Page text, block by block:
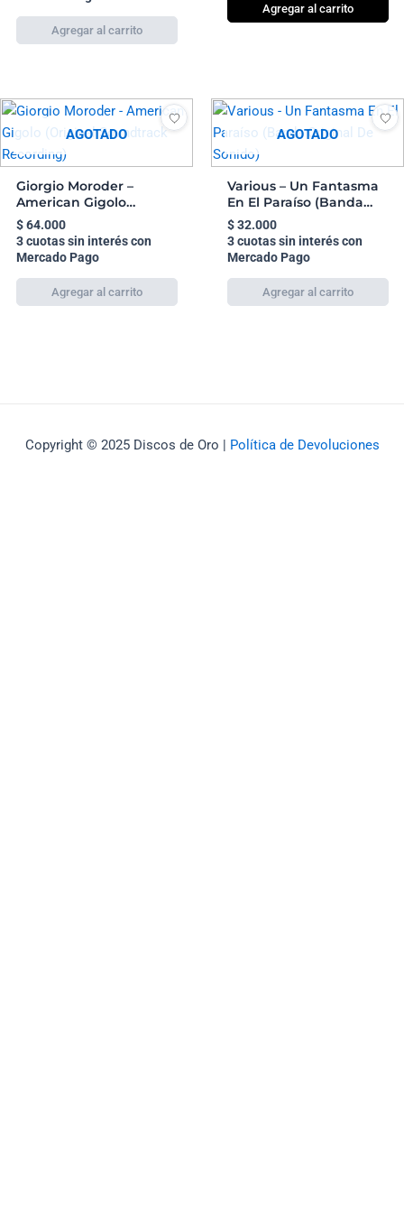
Agregar al carrito
AGOTADO
Giorgio Moroder –
American Gigolo
(Original Soundtrack
Recording)
$64.000
3 cuotas sin interés con
Mercado Pago
AGOTADO
Various – Un Fantasma
En El Paraíso (Banda
Original De Sonido)
$32.000
3 cuotas sin interés con
Mercado Pago
Copyright © 2025 Discos de Oro | Política de Devoluciones